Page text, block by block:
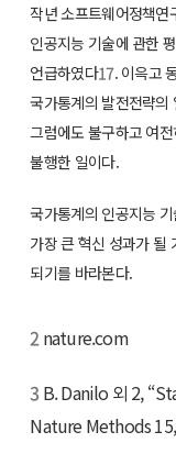
작년 소프트웨어정책연
인공지능 기술에 관한
언급하였다17. 이윽고
국가통계의 발전전략의
그럼에도 불구하고 여
불행한 일이다.
국가통계의 인공지능
가장 큰 혁신 성과가 될
되기를 바라본다.
2 nature.com
3 B. Danilo 외 2,
Nature Methods